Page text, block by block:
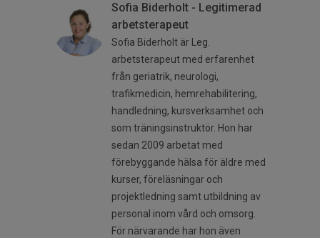
Sofia Biderholt - Legitimerad
arbetsterapeut
Sofia Biderholt är Leg.
arbetsterapeut med erfarenhet
från geriatrik, neurologi,
trafikmedicin, hemrehabilitering,
handledning, kursverksamhet och
som träningsinstruktör. Hon har
sedan 2009 arbetat med
förebyggande hälsa för äldre med
kurser, föreläsningar och
projektledning samt utbildning av
personal inom vård och omsorg.
För närvarande har hon även